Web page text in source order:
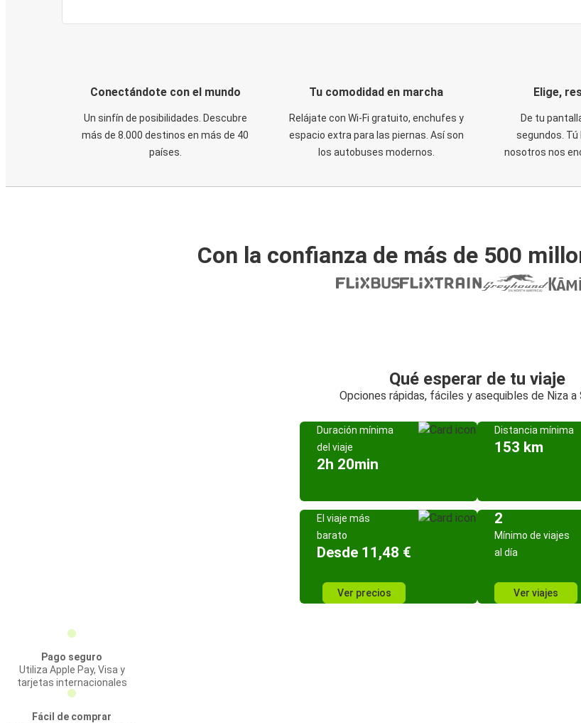
Conectándote con el mundo
Un sinfín de posibilidades. Descubre
más de 8.000 destinos en más de 40
países.
Tu comodidad en marcha
Relájate con Wi-Fi gratuito, enchufes y
espacio extra para las piernas. Así son
los autobuses modernos.
Elige,
De tu
segundos. Tú
nosotros nos
Con la confianza de más de 500
Qué esperar de tu viaje
Opciones rápidas, fáciles y asequibles de Niza a
Duración mínima
del viaje
2h 20min
Distancia mínima
153 km
El viaje más
barato
Desde 11,48 €
Ver precios
2
Mínimo de viajes
al día
Ver viajes
Pago seguro
Utiliza Apple Pay, Visa y
tarjetas internacionales
Fácil de comprar